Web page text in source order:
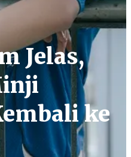
Jelas,
ke